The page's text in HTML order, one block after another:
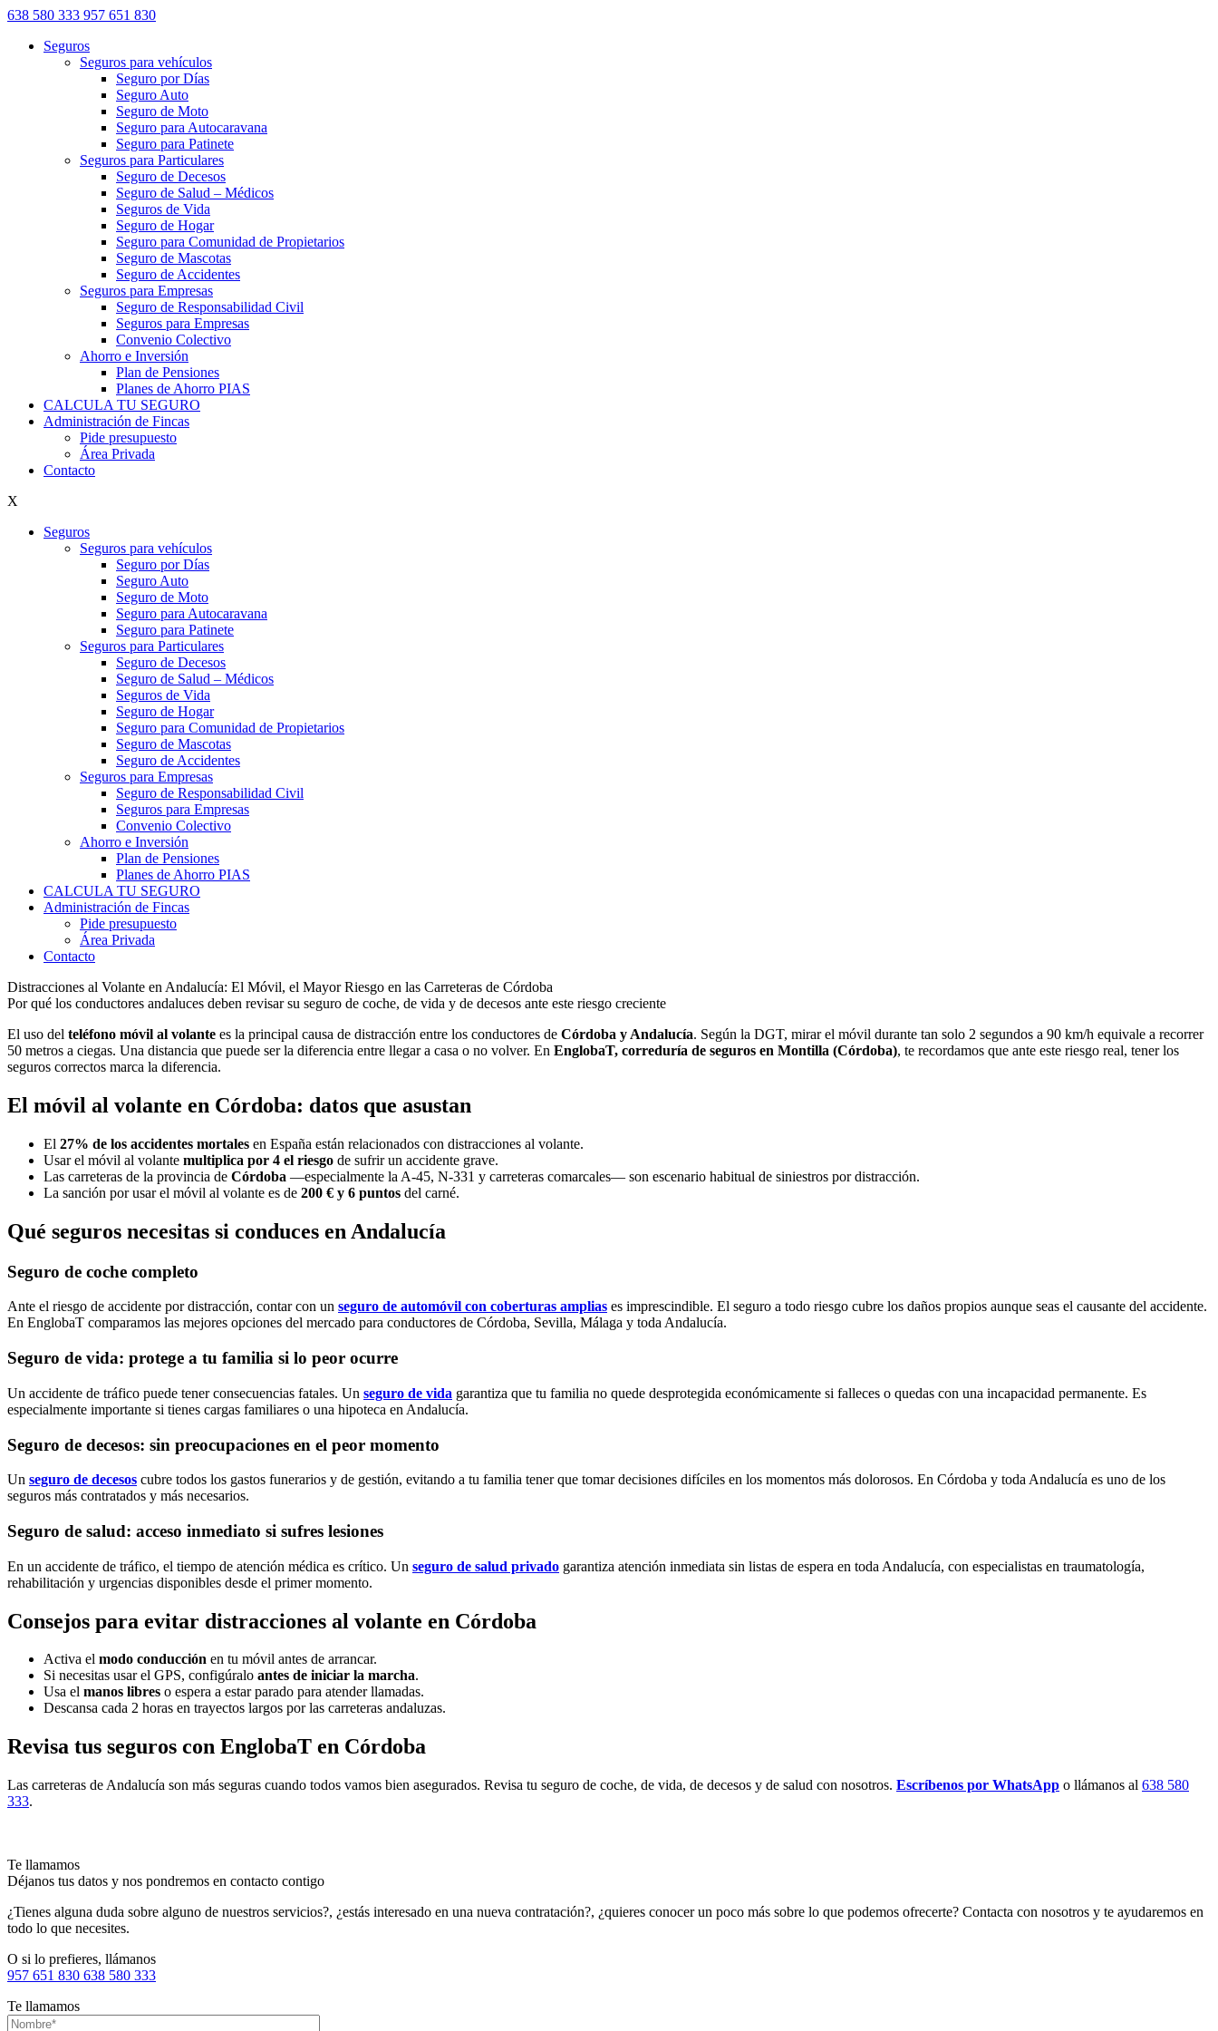
638 580 333 957 651 830
Seguros
Seguros para vehículos
Seguro por Días
Seguro Auto
Seguro de Moto
Seguro para Autocaravana
Seguro para Patinete
Seguros para Particulares
Seguro de Decesos
Seguro de Salud – Médicos
Seguros de Vida
Seguro de Hogar
Seguro para Comunidad de Propietarios
Seguro de Mascotas
Seguro de Accidentes
Seguros para Empresas
Seguro de Responsabilidad Civil
Seguros para Empresas
Convenio Colectivo
Ahorro e Inversión
Plan de Pensiones
Planes de Ahorro PIAS
CALCULA TU SEGURO
Administración de Fincas
Pide presupuesto
Área Privada
Contacto
X
Seguros
Seguros para vehículos
Seguro por Días
Seguro Auto
Seguro de Moto
Seguro para Autocaravana
Seguro para Patinete
Seguros para Particulares
Seguro de Decesos
Seguro de Salud – Médicos
Seguros de Vida
Seguro de Hogar
Seguro para Comunidad de Propietarios
Seguro de Mascotas
Seguro de Accidentes
Seguros para Empresas
Seguro de Responsabilidad Civil
Seguros para Empresas
Convenio Colectivo
Ahorro e Inversión
Plan de Pensiones
Planes de Ahorro PIAS
CALCULA TU SEGURO
Administración de Fincas
Pide presupuesto
Área Privada
Contacto
Distracciones al Volante en Andalucía: El Móvil, el Mayor Riesgo en las Carreteras de Córdoba
Por qué los conductores andaluces deben revisar su seguro de coche, de vida y de decesos ante este riesgo creciente
El uso del teléfono móvil al volante es la principal causa de distracción entre los conductores de Córdoba y Andalucía. Según la DGT, mirar el móvil durante tan solo 2 segundos a 90 km/h equivale a recorrer
50 metros a ciegas. Una distancia que puede ser la diferencia entre llegar a casa o no volver. En EnglobaT, correduría de seguros en Montilla (Córdoba), te recordamos que ante este riesgo real, tener los
seguros correctos marca la diferencia.
El móvil al volante en Córdoba: datos que asustan
El 27% de los accidentes mortales en España están relacionados con distracciones al volante.
Usar el móvil al volante multiplica por 4 el riesgo de sufrir un accidente grave.
Las carreteras de la provincia de Córdoba —especialmente la A-45, N-331 y carreteras comarcales— son escenario habitual de siniestros por distracción.
La sanción por usar el móvil al volante es de 200 € y 6 puntos del carné.
Qué seguros necesitas si conduces en Andalucía
Seguro de coche completo
Ante el riesgo de accidente por distracción, contar con un seguro de automóvil con coberturas amplias es imprescindible. El seguro a todo riesgo cubre los daños propios aunque seas el causante del accidente.
En EnglobaT comparamos las mejores opciones del mercado para conductores de Córdoba, Sevilla, Málaga y toda Andalucía.
Seguro de vida: protege a tu familia si lo peor ocurre
Un accidente de tráfico puede tener consecuencias fatales. Un seguro de vida garantiza que tu familia no quede desprotegida económicamente si falleces o quedas con una incapacidad permanente. Es
especialmente importante si tienes cargas familiares o una hipoteca en Andalucía.
Seguro de decesos: sin preocupaciones en el peor momento
Un seguro de decesos cubre todos los gastos funerarios y de gestión, evitando a tu familia tener que tomar decisiones difíciles en los momentos más dolorosos. En Córdoba y toda Andalucía es uno de los
seguros más contratados y más necesarios.
Seguro de salud: acceso inmediato si sufres lesiones
En un accidente de tráfico, el tiempo de atención médica es crítico. Un seguro de salud privado garantiza atención inmediata sin listas de espera en toda Andalucía, con especialistas en traumatología,
rehabilitación y urgencias disponibles desde el primer momento.
Consejos para evitar distracciones al volante en Córdoba
Activa el modo conducción en tu móvil antes de arrancar.
Si necesitas usar el GPS, configúralo antes de iniciar la marcha.
Usa el manos libres o espera a estar parado para atender llamadas.
Descansa cada 2 horas en trayectos largos por las carreteras andaluzas.
Revisa tus seguros con EnglobaT en Córdoba
Las carreteras de Andalucía son más seguras cuando todos vamos bien asegurados. Revisa tu seguro de coche, de vida, de decesos y de salud con nosotros. Escríbenos por WhatsApp o llámanos al 638 580
333.
Te llamamos
Déjanos tus datos y nos pondremos en contacto contigo
¿Tienes alguna duda sobre alguno de nuestros servicios?, ¿estás interesado en una nueva contratación?, ¿quieres conocer un poco más sobre lo que podemos ofrecerte? Contacta con nosotros y te ayudaremos en
todo lo que necesites.
O si lo prefieres, llámanos
957 651 830 638 580 333
Te llamamos